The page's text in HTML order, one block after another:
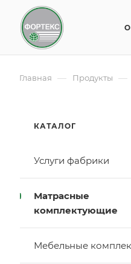
Главная — Продукты —
КАТАЛОГ
Услуги фабрики
Матрасные
комплектующие
Мебельные